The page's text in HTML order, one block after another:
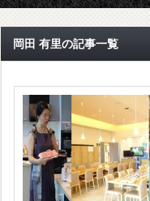
岡田 有里の記事一覧